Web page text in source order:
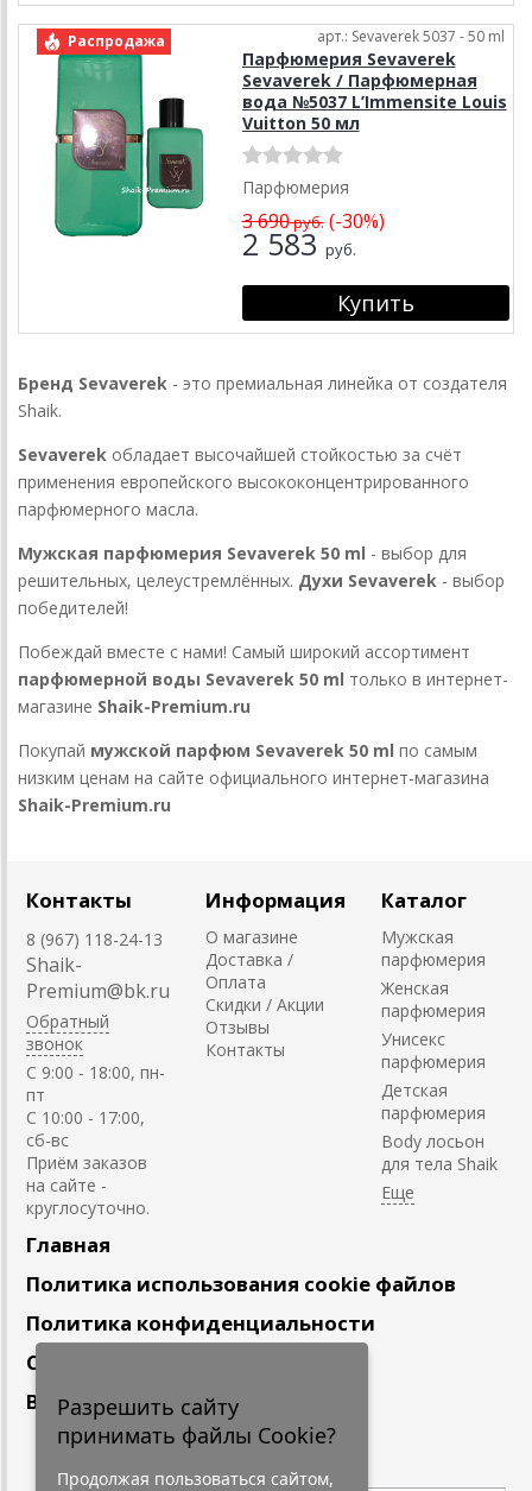
Распродажа арт.: Sevaverek 5037 - 50 ml
Парфюмерия Sevaverek
Sevaverek / Парфюмерная
вода №5037 L’Immensite Louis
Vuitton 50 мл
Парфюмерия
3 690руб.(-30%)
2 583 руб.
Бренд Sevaverek - это премиальная линейка от создателя
Shaik.
Sevaverek обладает высочайшей стойкостью за счёт
применения европейского высококонцентрированного
парфюмерного масла.
Мужская парфюмерия Sevaverek 50 ml - выбор для
решительных, целеустремлённых. Духи Sevaverek - выбор
победителей!
Побеждай вместе с нами! Самый широкий ассортимент
парфюмерной воды Sevaverek 50 ml только в интернет-
магазине Shaik-Premium.ru
Покупай мужской парфюм Sevaverek 50 ml по самым
низким ценам на сайте официального интернет-магазина
Shaik-Premium.ru
Контакты
8 (967) 118-24-13
Shaik-
Premium@bk.ru
Обратный
звонок
C 9:00 - 18:00, пн-
пт
С 10:00 - 17:00,
сб-вс
Приём заказов
на сайте -
круглосуточно.
Информация
О магазине
Доставка /
Оплата
Скидки / Акции
Отзывы
Контакты
Каталог
Мужская
парфюмерия
Женская
парфюмерия
Унисекс
парфюмерия
Детская
парфюмерия
Body лосьон
для тела Shaik
Главная
Политика использования cookie файлов
Политика конфиденциальности
Сотрудничество
Вакансии
Подпишитесь
Разрешить сайту
принимать файлы Cookie?
Продолжая пользоваться сайтом,